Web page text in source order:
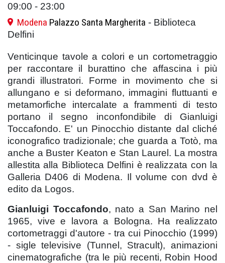
09:00 - 23:00
Modena Palazzo Santa Margherita - Biblioteca
Delfini
Venticinque tavole a colori e un cortometraggio
per raccontare il burattino che affascina i più
grandi illustratori. Forme in movimento che si
allungano e si deformano, immagini fluttuanti e
metamorfiche intercalate a frammenti di testo
portano il segno inconfondibile di Gianluigi
Toccafondo. E' un Pinocchio distante dal cliché
iconografico tradizionale; che guarda a Totò, ma
anche a Buster Keaton e Stan Laurel. La mostra
allestita alla Biblioteca Delfini è realizzata con la
Galleria D406 di Modena. Il volume con dvd è
edito da Logos.
Gianluigi Toccafondo, nato a San Marino nel
1965, vive e lavora a Bologna. Ha realizzato
cortometraggi d'autore - tra cui Pinocchio (1999)
- sigle televisive (Tunnel, Stracult), animazioni
cinematografiche (tra le più recenti, Robin Hood